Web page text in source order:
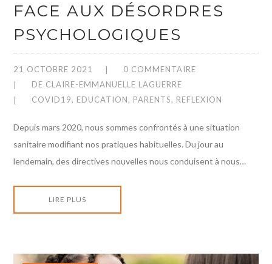
FACE AUX DÉSORDRES
PSYCHOLOGIQUES
21 OCTOBRE 2021
0 COMMENTAIRE
DE CLAIRE-EMMANUELLE LAGUERRE
COVID19, EDUCATION, PARENTS, REFLEXION
Depuis mars 2020, nous sommes confrontés à une situation
sanitaire modifiant nos pratiques habituelles. Du jour au
lendemain, des directives nouvelles nous conduisent à nous…
LIRE PLUS